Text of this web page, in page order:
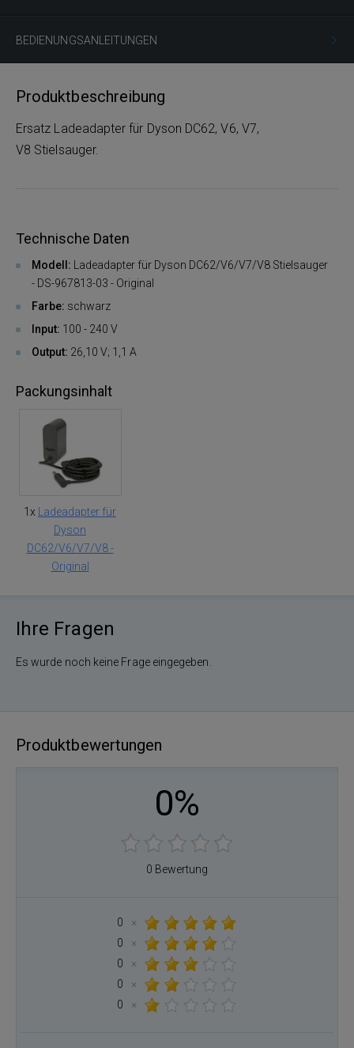
BEDIENUNGSANLEITUNGEN
Produktbeschreibung
Ersatz Ladeadapter für Dyson DC62, V6, V7,
V8 Stielsauger.
Technische Daten
Modell:
Ladeadapter für Dyson DC62/V6/V7/V8 Stielsauger
- DS-967813-03 - Original
Farbe: schwarz
Input: 100 - 240 V
Output: 26,10 V; 1,1 A
Packungsinhalt
1x
Ladeadapter für
Dyson
DC62/V6/V7/V8 -
Original
Ihre Fragen
Es wurde noch keine Frage eingegeben.
Produktbewertungen
0%
0 Bewertung
0
×
0
×
0
×
0
×
0
×